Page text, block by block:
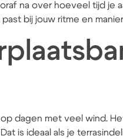
na over hoeveel tijd je
bij jouw ritme en
dagen met veel wind.
is ideaal als je